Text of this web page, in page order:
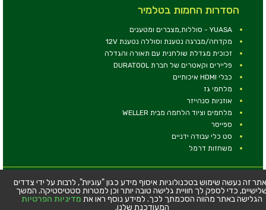
הסדרות החמות בטלמיר
YUASA - סוללות,מצברים ומטענים
מקדחה/מברגה נטענת וסוללה נטענת 12V
זכוכית מגדלת שולחנית עם תאורה והגדלה
פליירים וקאטרים של חברת DURATOOL
כבלי HDMI איכותיים
מלחמי גז
אוזניות סנהייזר
מלחמים וציוד הלחמה מבית WELLER
ספייסר
סט כלי עבודה ידניים
משחזות דרמל
© כל הזכויות שמורות - טלמיר אלקטרוניקה בע''מ
כתובת: דרך העצמאות 63, חיפה
טלפון:04-8534564
זה נעשה שימוש בטכנולוגיות איסוף מידע כגון "עוגיות", לרבות על ידי צדדים
כדי לספק לך חוויית גלישה טובה יותר וכן למטרות סטטיסטיקה. המשך
הגלישה באתר מהווה הסכמתך לכך. למידע נוסף ראו את מדיניות הפרטיות
המעודכנת שלנו.